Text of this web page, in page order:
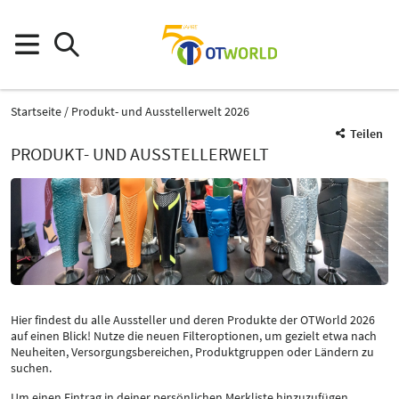
Startseite
Produkt- und Ausstellerwelt 2026
Teilen
PRODUKT- UND AUSSTELLERWELT
Hier findest du alle Aussteller und deren Produkte der OTWorld 2026
auf einen Blick! Nutze die neuen Filteroptionen, um gezielt etwa nach
Neuheiten, Versorgungsbereichen, Produktgruppen oder Ländern zu
suchen.